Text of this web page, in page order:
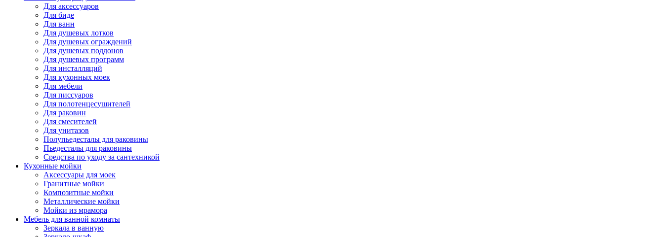
Для аксессуаров
Для биде
Для ванн
Для душевых лотков
Для душевых ограждений
Для душевых поддонов
Для душевых программ
Для инсталляций
Для кухонных моек
Для мебели
Для писсуаров
Для полотенцесушителей
Для раковин
Для смесителей
Для унитазов
Полупьедесталы для раковины
Пьедесталы для раковины
Средства по уходу за сантехникой
Кухонные мойки
Аксессуары для моек
Гранитные мойки
Композитные мойки
Металлические мойки
Мойки из мрамора
Мебель для ванной комнаты
Зеркала в ванную